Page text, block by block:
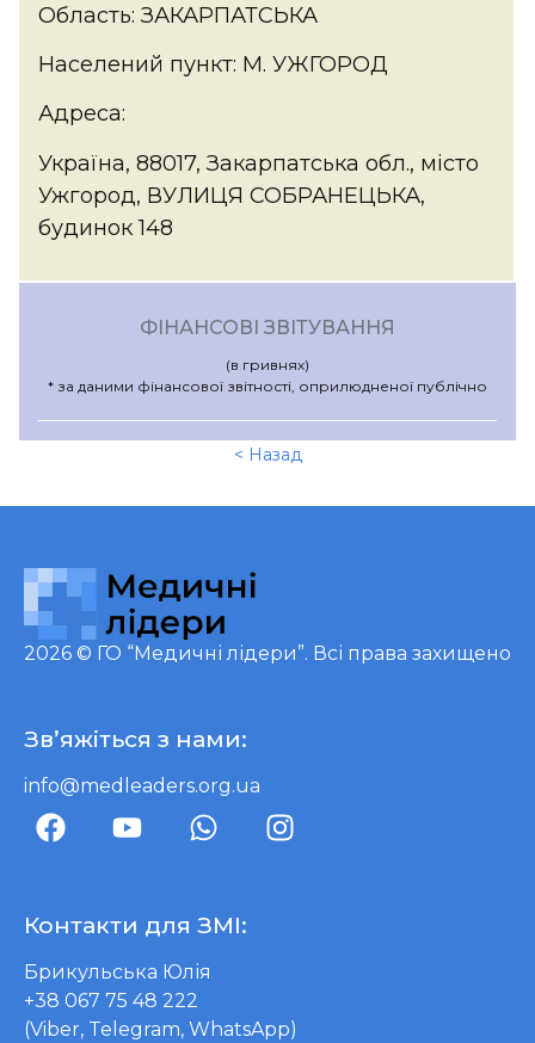
Область: ЗАКАРПАТСЬКА
Населений пункт: М. УЖГОРОД
Адреса:
Україна, 88017, Закарпатська обл., місто
Ужгород, ВУЛИЦЯ СОБРАНЕЦЬКА,
будинок 148
ФІНАНСОВІ ЗВІТУВАННЯ
(в гривнях)
* за даними фінансової звітності, оприлюдненої публічно
< Назад
2026 © ГО “Медичні лідери”. Всі права захищено
Зв’яжіться з нами:
info@medleaders.org.ua
Контакти для ЗМІ:
Брикульська Юлія
+38 067 75 48 222
(Viber, Telegram, WhatsApp)